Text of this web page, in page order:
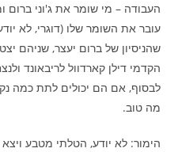
העבודה – מי שומר את ג'וני ברום
עובר את השומר שלו (דוגרי, לא
שהניסיון של ברום יעצר, שניהם
הקדמי דילן קארדוול לריבאונד
לבסוף, אם הם יכולים לתת כמה
מה טוב.
הימור: לא יודע, הטלתי מטבע ויצא